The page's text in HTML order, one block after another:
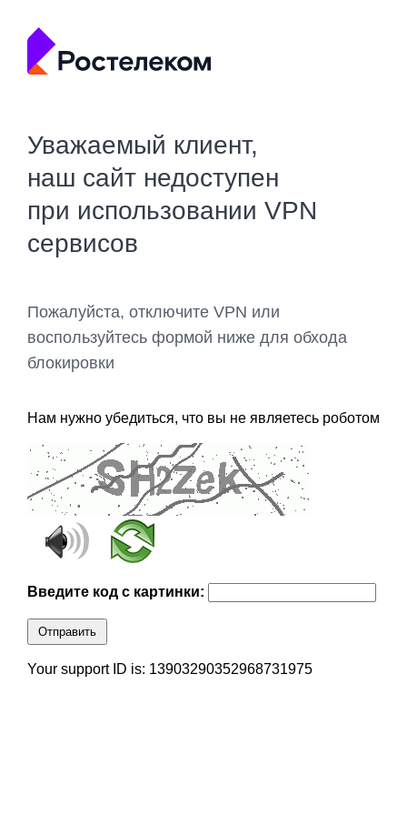
Уважаемый клиент,
наш сайт недоступен
при использовании VPN
сервисов
Пожалуйста, отключите VPN или
воспользуйтесь формой ниже для обхода
блокировки
Нам нужно убедиться, что вы не являетесь роботом
Введите код с картинки:
Отправить
Your support ID is: 13903290352968731975